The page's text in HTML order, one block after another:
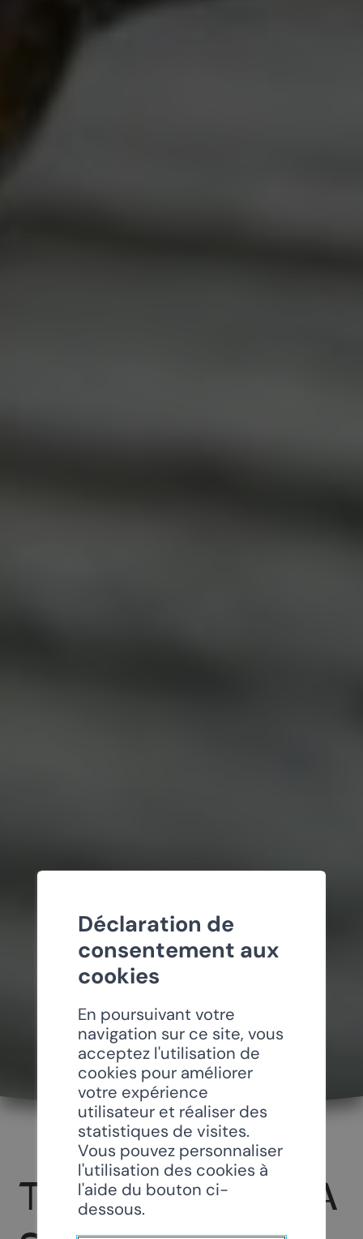
TAVOLATA DE LA
Déclaration de
consentement aux
cookies
En poursuivant votre
navigation sur ce site, vous
acceptez l'utilisation de
cookies pour améliorer
votre expérience
utilisateur et réaliser des
statistiques de visites.
Vous pouvez personnaliser
l'utilisation des cookies à
l'aide du bouton ci-
dessous.